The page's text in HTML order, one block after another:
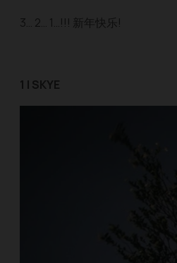
3… 2… 1…!!! 新年快乐!
1 | SKYE